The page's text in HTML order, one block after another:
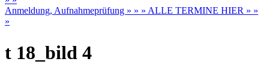
Anmeldung, Aufnahmeprüfung » » » ALLE TERMINE HIER » »
»
t 18_bild 4